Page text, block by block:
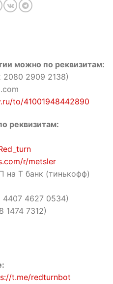
можно по реквизитам:
2909 2138)
to/41001948442890
реквизитам:
r/metsler
на Т банк (тинькофф)
4627 0534)
1474 7312)
t.me/redturnbot